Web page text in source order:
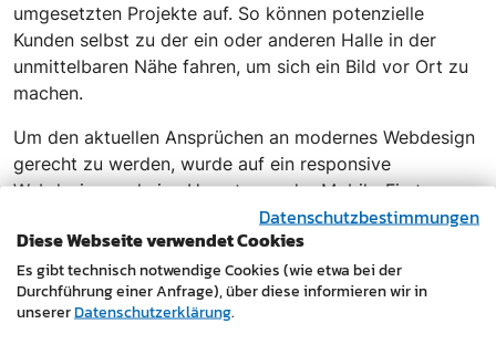
umgesetzten Projekte auf. So können potenzielle
Kunden selbst zu der ein oder anderen Halle in der
unmittelbaren Nähe fahren, um sich ein Bild vor Ort zu
machen.
Um den aktuellen Ansprüchen an modernes Webdesign
gerecht zu werden, wurde auf ein responsive
Webdesign und eine Umsetzung der Mobile-First-
Strategie geachtet. Auf diese Weise wird sichergestellt,
dass die Webseite sowohl auf dem PC als auch
unterwegs auf dem Smartphone oder Tablet
übersichtlich, ansprechend und leicht zu bedienen ist.
Datenschutzbestimmungen
Diese Webseite verwendet Cookies
Es gibt technisch notwendige Cookies (wie etwa bei der
Durchführung einer Anfrage), über diese informieren wir in
unsererDatenschutzerklärung.